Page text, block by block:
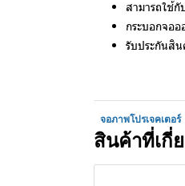
สามารถใช้กั
กระบอกจอ
รับประกันสิน
จอภาพโปรเจคเตอร์
สินค้าที่เกี่